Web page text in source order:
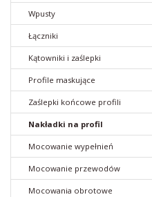
Wpusty
Łączniki
Kątowniki i zaślepki
Profile maskujące
Zaślepki końcowe profili
Nakładki na profil
Mocowanie wypełnień
Mocowanie przewodów
Mocowania obrotowe